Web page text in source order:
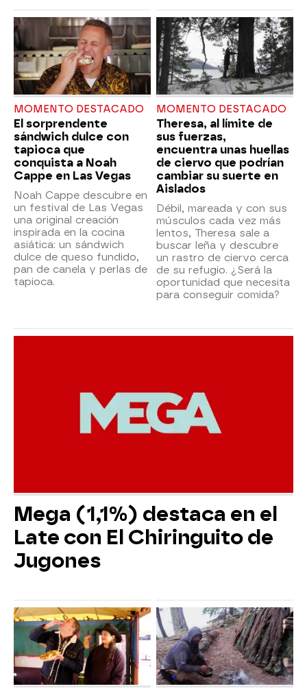
MOMENTO DESTACADO
El sorprendente
sándwich dulce con
tapioca que
conquista a Noah
Cappe en Las Vegas
Noah Cappe descubre en
un festival de Las Vegas
una original creación
inspirada en la cocina
asiática: un sándwich
dulce de queso fundido,
pan de canela y perlas de
tapioca.
MOMENTO DESTACADO
Theresa, al límite de
sus fuerzas,
encuentra unas huellas
de ciervo que podrían
cambiar su suerte en
Aislados
Débil, mareada y con sus
músculos cada vez más
lentos, Theresa sale a
buscar leña y descubre
un rastro de ciervo cerca
de su refugio. ¿Será la
oportunidad que necesita
para conseguir comida?
Mega (1,1%) destaca en el
Late con El Chiringuito de
Jugones